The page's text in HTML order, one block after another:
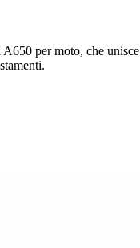
per moto, che unisce